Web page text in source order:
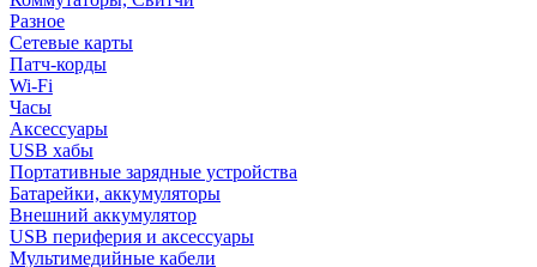
Разное
Сетевые карты
Патч-корды
Wi-Fi
Часы
Аксессуары
USB хабы
Портативные зарядные устройства
Батарейки, аккумуляторы
Внешний аккумулятор
USB периферия и аксессуары
Мультимедийные кабели